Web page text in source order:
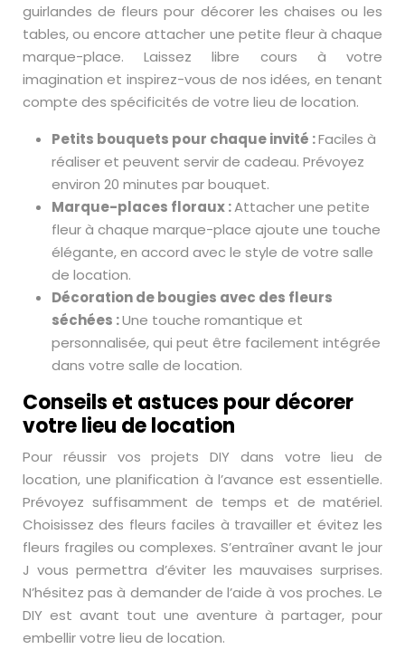
guirlandes de fleurs pour décorer les chaises ou les
tables, ou encore attacher une petite fleur à chaque
marque-place. Laissez libre cours à votre
imagination et inspirez-vous de nos idées, en tenant
compte des spécificités de votre lieu de location.
Petits bouquets pour chaque invité :Faciles à
réaliser et peuvent servir de cadeau. Prévoyez
environ 20 minutes par bouquet.
Marque-places floraux :Attacher une petite
fleur à chaque marque-place ajoute une touche
élégante, en accord avec le style de votre salle
de location.
Décoration de bougies avec des fleurs
séchées :Une touche romantique et
personnalisée, qui peut être facilement intégrée
dans votre salle de location.
Conseils et astuces pour décorer
votre lieu de location
Pour réussir vos projets DIY dans votre lieu de
location, une planification à l’avance est essentielle.
Prévoyez suffisamment de temps et de matériel.
Choisissez des fleurs faciles à travailler et évitez les
fleurs fragiles ou complexes. S’entraîner avant le jour
J vous permettra d’éviter les mauvaises surprises.
N’hésitez pas à demander de l’aide à vos proches. Le
DIY est avant tout une aventure à partager, pour
embellir votre lieu de location.